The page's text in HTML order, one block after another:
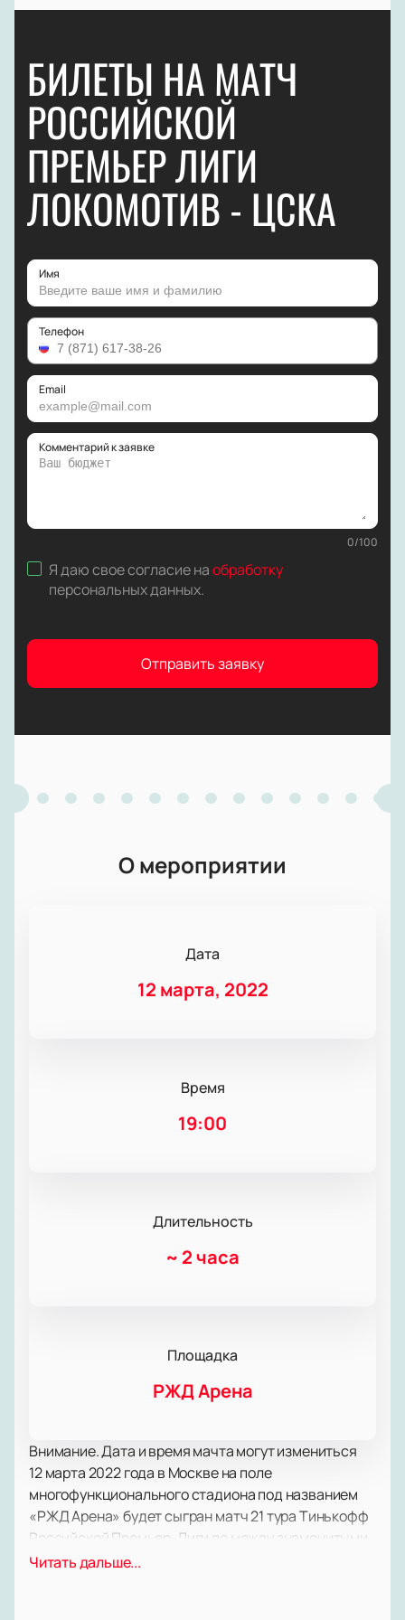
БИЛЕТЫ НА МАТЧ
РОССИЙСКОЙ
ПРЕМЬЕР ЛИГИ
ЛОКОМОТИВ - ЦСКА
Имя
Телефон
Email
Комментарий к заявке
0/100
Я даю свое согласие наобработку
персональных данных.
Отправить заявку
О мероприятии
Дата
12 марта, 2022
Время
19:00
Длительность
~ 2 часа
Площадка
РЖД Арена
Внимание. Дата и время мачта могут измениться
12 марта 2022 года в Москве на поле
многофункционального стадиона под названием
«РЖД Арена» будет сыгран матч 21 тура Тинькофф
Российской Премьер-Лиги по между знаменитыми
футбольными клубами в лице «Локомотива»
Читать дальше...